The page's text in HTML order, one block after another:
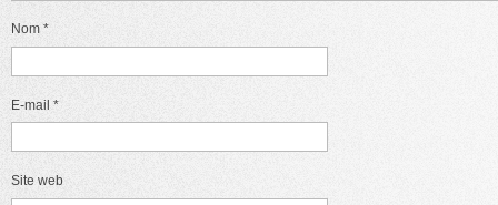
Nom *
E-mail *
Site web